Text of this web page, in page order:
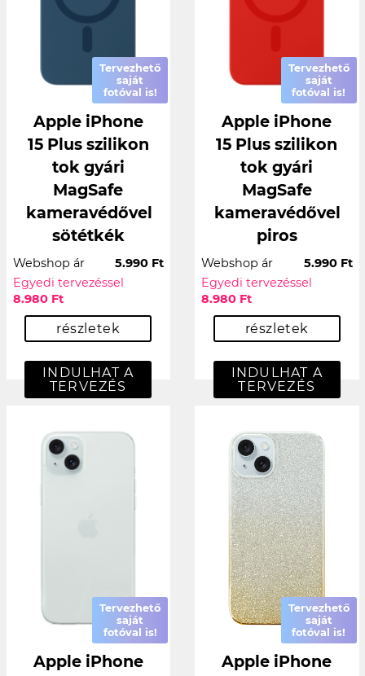
Tervezhető
saját
fotóval is!
Apple iPhone
15 Plus szilikon
tok gyári
MagSafe
kameravédővel
sötétkék
Webshop ár
5.990 Ft
Egyedi tervezéssel
8.980 Ft
részletek
INDULHAT A
TERVEZÉS
Tervezhető
saját
fotóval is!
Apple iPhone
15 Plus szilikon
tok gyári
MagSafe
kameravédővel
piros
Webshop ár
5.990 Ft
Egyedi tervezéssel
8.980 Ft
részletek
INDULHAT A
TERVEZÉS
Tervezhető
saját
fotóval is!
Apple iPhone
Tervezhető
saját
fotóval is!
Apple iPhone